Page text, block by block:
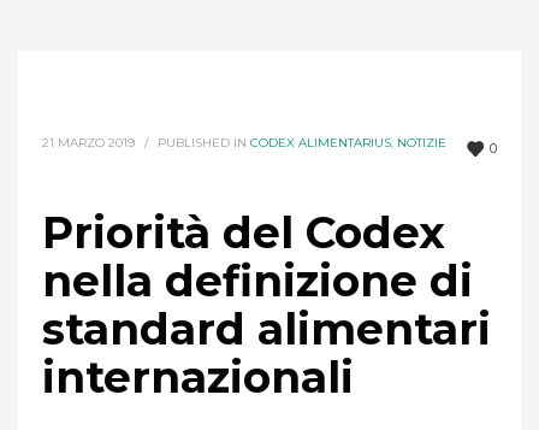
0
21 MARZO 2019 / PUBLISHED IN CODEX ALIMENTARIUS, NOTIZIE
Priorità del Codex
nella definizione di
standard alimentari
internazionali